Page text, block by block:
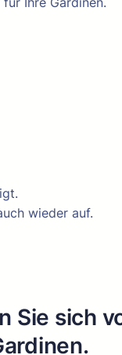
wieder auf.
Sie sich